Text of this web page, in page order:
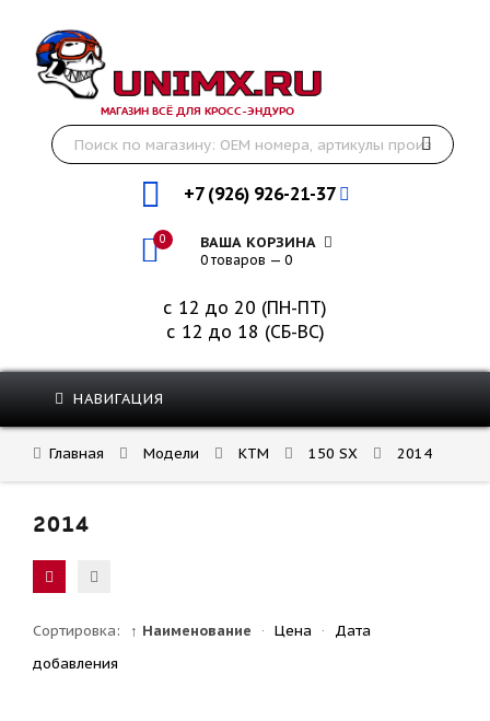
МАГАЗИН ВСЁ ДЛЯ КРОСС-ЭНДУРО
+7 (926) 926-21-37
0 ВАША КОРЗИНА
0 товаров — 0
с 12 до 20 (ПН-ПТ)
с 12 до 18 (СБ-ВС)
НАВИГАЦИЯ
Главная Модели KTM 150 SX 2014
2014
Сортировка: ↑ Наименование · Цена ·
Дата
добавления